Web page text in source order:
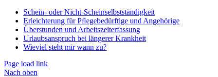
Schein- oder Nicht-Scheinselbstständigkeit
Erleichterung für Pﬂegebedürftige und Angehörige
Überstunden und Arbeitszeiterfassung
Urlaubsanspruch bei längerer Krankheit
Wieviel steht mir wann zu?
Page load link
Nach oben